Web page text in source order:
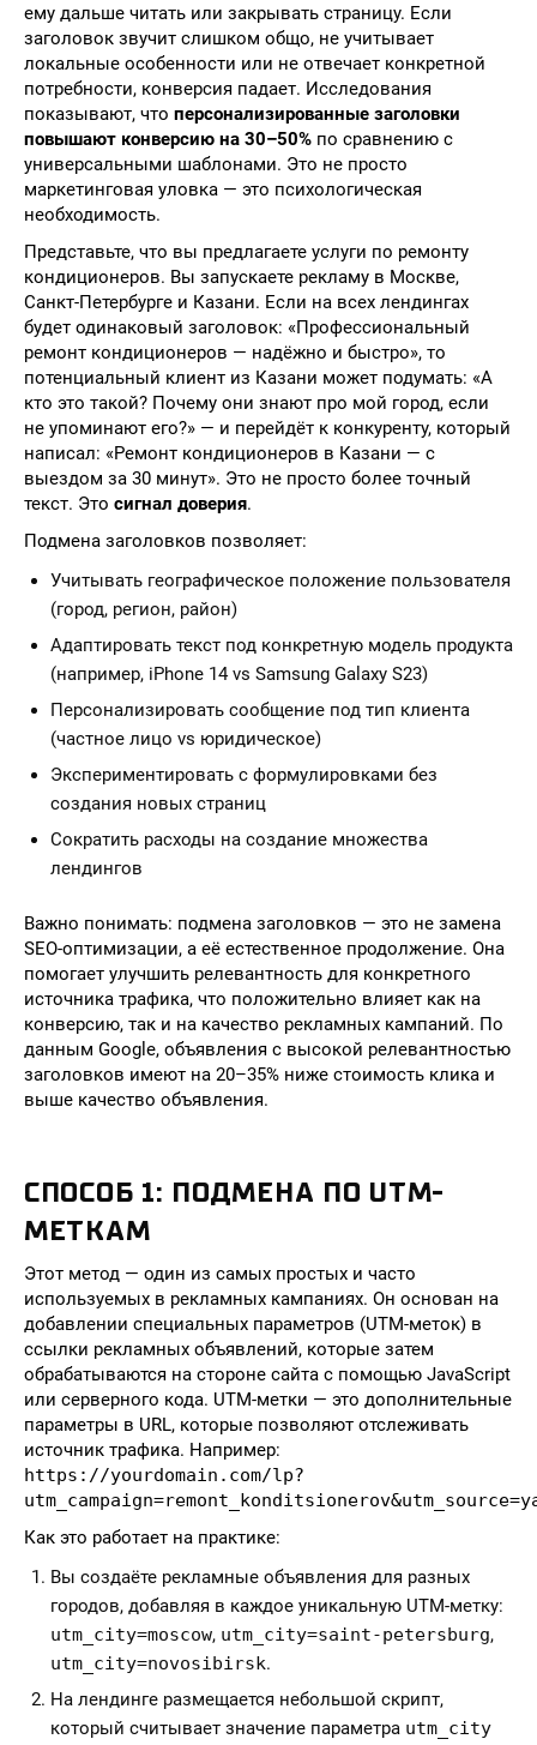
ему дальше читать или закрывать страницу. Если
заголовок звучит слишком общо, не учитывает
локальные особенности или не отвечает конкретной
потребности, конверсия падает. Исследования
показывают, что персонализированные заголовки
повышают конверсию на 30–50% по сравнению с
универсальными шаблонами. Это не просто
маркетинговая уловка — это психологическая
необходимость.
Представьте, что вы предлагаете услуги по ремонту
кондиционеров. Вы запускаете рекламу в Москве,
Санкт-Петербурге и Казани. Если на всех лендингах
будет одинаковый заголовок: «Профессиональный
ремонт кондиционеров — надёжно и быстро», то
потенциальный клиент из Казани может подумать: «А
кто это такой? Почему они знают про мой город, если
не упоминают его?» — и перейдёт к конкуренту, который
написал: «Ремонт кондиционеров в Казани — с
выездом за 30 минут». Это не просто более точный
текст. Это сигнал доверия.
Подмена заголовков позволяет:
Учитывать географическое положение пользователя
(город, регион, район)
Адаптировать текст под конкретную модель продукта
(например, iPhone 14 vs Samsung Galaxy S23)
Персонализировать сообщение под тип клиента
(частное лицо vs юридическое)
Экспериментировать с формулировками без
создания новых страниц
Сократить расходы на создание множества
лендингов
Важно понимать: подмена заголовков — это не замена
SEO-оптимизации, а её естественное продолжение. Она
помогает улучшить релевантность для конкретного
источника трафика, что положительно влияет как на
конверсию, так и на качество рекламных кампаний. По
данным Google, объявления с высокой релевантностью
заголовков имеют на 20–35% ниже стоимость клика и
выше качество объявления.
СПОСОБ 1: ПОДМЕНА ПО UTM-
МЕТКАМ
Этот метод — один из самых простых и часто
используемых в рекламных кампаниях. Он основан на
добавлении специальных параметров (UTM-меток) в
ссылки рекламных объявлений, которые затем
обрабатываются на стороне сайта с помощью JavaScript
или серверного кода. UTM-метки — это дополнительные
параметры в URL, которые позволяют отслеживать
источник трафика. Например:
https://yourdomain.com/lp?
Как это работает на практике:
Вы создаёте рекламные объявления для разных
городов, добавляя в каждое уникальную UTM-метку:
utm_city=moscow, utm_city=saint-petersburg,
utm_city=novosibirsk.
На лендинге размещается небольшой скрипт,
который считывает значение параметра utm_city